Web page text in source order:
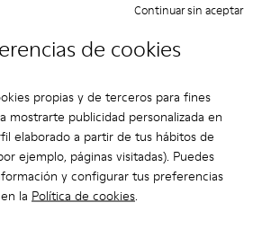
de cookies
propias y de terceros para fines
mostrarte publicidad personalizada en
elaborado a partir de tus hábitos de
ejemplo, páginas visitadas). Puedes
y configurar tus preferencias
en la Política de cookies.
Continuar sin aceptar